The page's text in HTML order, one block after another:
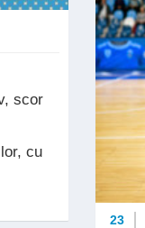
scor
cu
23